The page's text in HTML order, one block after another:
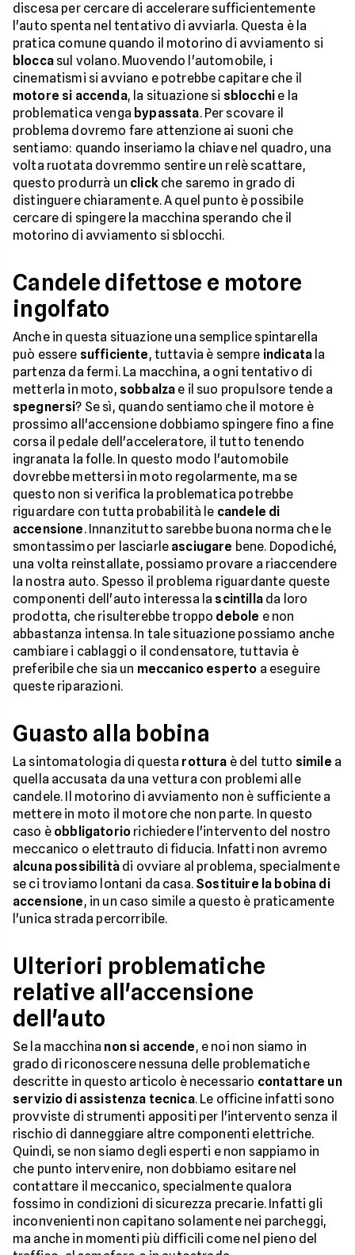
discesa per cercare di accelerare sufficientemente
l'auto spenta nel tentativo di avviarla. Questa è la
pratica comune quando il motorino di avviamento si
bloccasul volano. Muovendo l'automobile, i
cinematismi si avviano e potrebbe capitare che il
motore si accenda, la situazione si sblocchi e la
problematica venga bypassata. Per scovare il
problema dovremo fare attenzione ai suoni che
sentiamo: quando inseriamo la chiave nel quadro, una
volta ruotata dovremmo sentire un relè scattare,
questo produrrà un clickche saremo in grado di
distinguere chiaramente. A quel punto è possibile
cercare di spingere la macchina sperando che il
motorino di avviamento si sblocchi.
Candele difettose e motore
ingolfato
Anche in questa situazione una semplice spintarella
può essere sufficiente, tuttavia è sempre indicata la
partenza da fermi. La macchina, a ogni tentativo di
metterla in moto, sobbalza e il suo propulsore tende a
spegnersi? Se sì, quando sentiamo che il motore è
prossimo all'accensione dobbiamo spingere fino a fine
corsa il pedale dell'acceleratore, il tutto tenendo
ingranata la folle. In questo modo l'automobile
dovrebbe mettersi in moto regolarmente, ma se
questo non si verifica la problematica potrebbe
riguardare con tutta probabilità le candele di
accensione. Innanzitutto sarebbe buona norma che le
smontassimo per lasciarle asciugare bene. Dopodiché,
una volta reinstallate, possiamo provare a riaccendere
la nostra auto. Spesso il problema riguardante queste
componenti dell'auto interessa la scintillada loro
prodotta, che risulterebbe troppo debole e non
abbastanza intensa. In tale situazione possiamo anche
cambiare i cablaggi o il condensatore, tuttavia è
preferibile che sia un meccanico esperto a eseguire
queste riparazioni.
Guasto alla bobina
La sintomatologia di questa rottura è del tutto simile a
quella accusata da una vettura con problemi alle
candele. Il motorino di avviamento non è sufficiente a
mettere in moto il motore che non parte. In questo
caso è obbligatorio richiedere l'intervento del nostro
meccanico o elettrauto di fiducia. Infatti non avremo
alcuna possibilitàdi ovviare al problema, specialmente
se ci troviamo lontani da casa. Sostituire la bobina di
accensione, in un caso simile a questo è praticamente
l'unica strada percorribile.
Ulteriori problematiche
relative all'accensione
dell'auto
Se la macchina non si accende, e noi non siamo in
grado di riconoscere nessuna delle problematiche
descritte in questo articolo è necessario contattare un
servizio di assistenza tecnica. Le officine infatti sono
provviste di strumenti appositi per l'intervento senza il
rischio di danneggiare altre componenti elettriche.
Quindi, se non siamo degli esperti e non sappiamo in
che punto intervenire, non dobbiamo esitare nel
contattare il meccanico, specialmente qualora
fossimo in condizioni di sicurezza precarie. Infatti gli
inconvenienti non capitano solamente nei parcheggi,
ma anche in momenti più difficili come nel pieno del